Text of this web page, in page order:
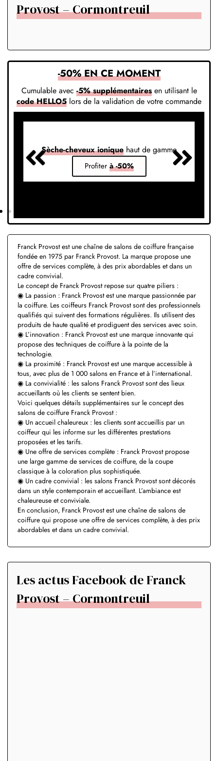
Provost – Cormontreuil
-50% EN CE MOMENT
Cumulable avec -5% supplémentairesen utilisant le
code HELLO5 lors de la validation de votre commande
Sèche-cheveux ionique haut de gamme
Profiter à -50%
Franck Provost est une chaîne de salons de coiffure française
fondée en 1975 par Franck Provost. La marque propose une
offre de services complète, à des prix abordables et dans un
cadre convivial.
Le concept de Franck Provost repose sur quatre piliers :
◉ La passion : Franck Provost est une marque passionnée par
la coiffure. Les coiffeurs Franck Provost sont des professionnels
qualifiés qui suivent des formations régulières. Ils utilisent des
produits de haute qualité et prodiguent des services avec soin.
◉ L’innovation : Franck Provost est une marque innovante qui
propose des techniques de coiffure à la pointe de la
technologie.
◉ La proximité : Franck Provost est une marque accessible à
tous, avec plus de 1 000 salons en France et à l’international.
◉ La convivialité : les salons Franck Provost sont des lieux
accueillants où les clients se sentent bien.
Voici quelques détails supplémentaires sur le concept des
salons de coiffure Franck Provost :
◉ Un accueil chaleureux : les clients sont accueillis par un
coiffeur qui les informe sur les différentes prestations
proposées et les tarifs.
◉ Une offre de services complète : Franck Provost propose
une large gamme de services de coiffure, de la coupe
classique à la coloration plus sophistiquée.
◉ Un cadre convivial : les salons Franck Provost sont décorés
dans un style contemporain et accueillant. L’ambiance est
chaleureuse et conviviale.
En conclusion, Franck Provost est une chaîne de salons de
coiffure qui propose une offre de services complète, à des prix
abordables et dans un cadre convivial.
Les actus Facebook de Franck
Provost – Cormontreuil